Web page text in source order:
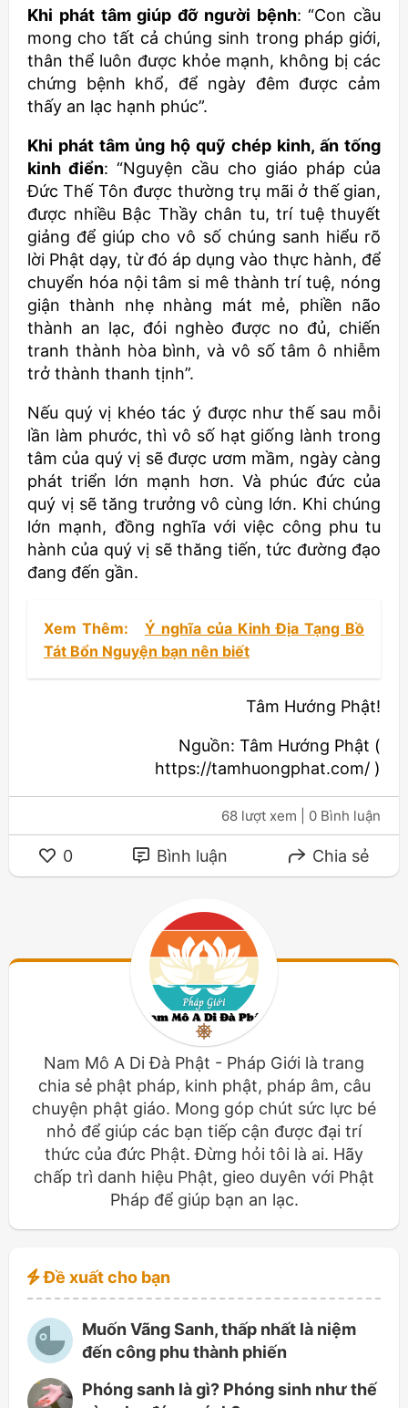
Khi phát tâm giúp đỡ người bệnh: “Con cầu
mong cho tất cả chúng sinh trong pháp giới,
thân thể luôn được khỏe mạnh, không bị các
chứng bệnh khổ, để ngày đêm được cảm
thấy an lạc hạnh phúc”.
Khi phát tâm ủng hộ quỹ chép kinh, ấn tống
kinh điển: “Nguyện cầu cho giáo pháp của
Đức Thế Tôn được thường trụ mãi ở thế gian,
được nhiều Bậc Thầy chân tu, trí tuệ thuyết
giảng để giúp cho vô số chúng sanh hiểu rõ
lời Phật dạy, từ đó áp dụng vào thực hành, để
chuyển hóa nội tâm si mê thành trí tuệ, nóng
giận thành nhẹ nhàng mát mẻ, phiền não
thành an lạc, đói nghèo được no đủ, chiến
tranh thành hòa bình, và vô số tâm ô nhiễm
trở thành thanh tịnh”.
Nếu quý vị khéo tác ý được như thế sau mỗi
lần làm phước, thì vô số hạt giống lành trong
tâm của quý vị sẽ được ươm mầm, ngày càng
phát triển lớn mạnh hơn. Và phúc đức của
quý vị sẽ tăng trưởng vô cùng lớn. Khi chúng
lớn mạnh, đồng nghĩa với việc công phu tu
hành của quý vị sẽ thăng tiến, tức đường đạo
đang đến gần.
Xem Thêm:
Ý nghĩa của Kinh Địa Tạng Bồ
Tát Bổn Nguyện bạn nên biết
Tâm Hướng Phật!
Nguồn: Tâm Hướng Phật (
https://tamhuongphat.com/ )
68 lượt xem | 0 Bình luận
0 Bình luận Chia sẻ
Nam Mô A Di Đà Phật - Pháp Giới là trang
chia sẻ phật pháp, kinh phật, pháp âm, câu
chuyện phật giáo. Mong góp chút sức lực bé
nhỏ để giúp các bạn tiếp cận được đại trí
thức của đức Phật. Đừng hỏi tôi là ai. Hãy
chấp trì danh hiệu Phật, gieo duyên với Phật
Pháp để giúp bạn an lạc.
Đề xuất cho bạn
Muốn Vãng Sanh, thấp nhất là niệm
đến công phu thành phiến
Phóng sanh là gì? Phóng sinh như thế